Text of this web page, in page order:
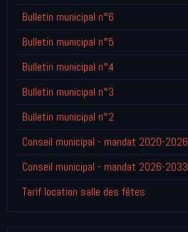
Bulletin municipal n°6
Bulletin municipal n°5
Bulletin municipal n°4
Bulletin municipal n°3
Bulletin municipal n°2
Conseil municipal - mandat 2020-2026
Conseil municipal - mandat 2026-2033
Tarif location salle des fêtes